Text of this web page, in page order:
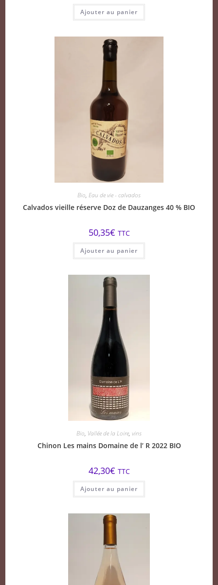
Ajouter au panier
Bio, Eau de vie - calvados
Calvados vieille réserve Doz de Dauzanges 40 % BIO
50,35€ TTC
Ajouter au panier
Bio, Vallée de la Loire, vins
Chinon Les mains Domaine de l’ R 2022 BIO
42,30€ TTC
Ajouter au panier